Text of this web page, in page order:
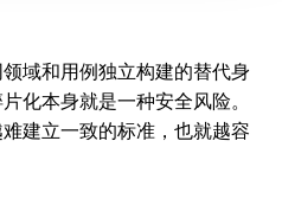
域和用例独立构建的替代身
化本身就是一种安全风险。
建立一致的标准，也就越容